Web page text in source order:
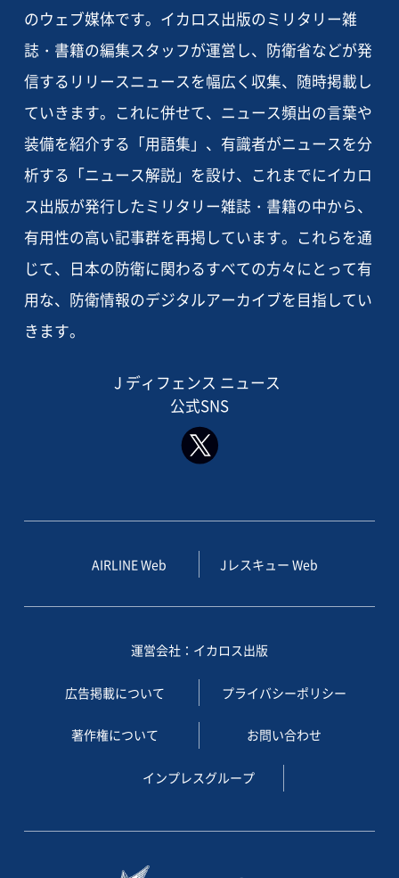
のウェブ媒体です。イカロス出版のミリタリー雑
誌・書籍の編集スタッフが運営し、防衛省などが発
信するリリースニュースを幅広く収集、随時掲載し
ていきます。これに併せて、ニュース頻出の言葉や
装備を紹介する「用語集」、有識者がニュースを分
析する「ニュース解説」を設け、これまでにイカロ
ス出版が発行したミリタリー雑誌・書籍の中から、
有用性の高い記事群を再掲しています。これらを通
じて、日本の防衛に関わるすべての方々にとって有
用な、防衛情報のデジタルアーカイブを目指してい
きます。
J ディフェンス ニュース
公式SNS
AIRLINE Web Jレスキュー Web
運営会社：イカロス出版
広告掲載について プライバシーポリシー
著作権について お問い合わせ
インプレスグループ